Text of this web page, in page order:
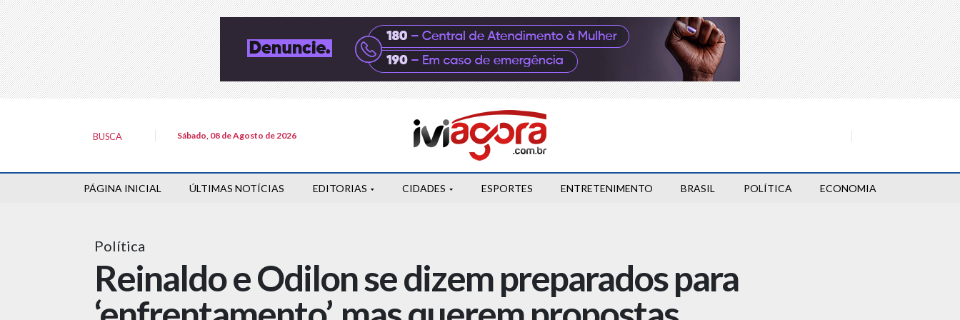
BUSCA Sábado, 08 de Agosto de 2026
PÁGINA INICIAL ÚLTIMAS NOTÍCIAS EDITORIAS CIDADES ESPORTES ENTRETENIMENTO BRASIL POLÍTICA ECONOMIA
Política
Reinaldo e Odilon se dizem preparados para